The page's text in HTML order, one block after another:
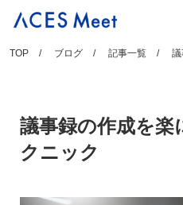
content
TOP ブログ 記事一覧
議事録の作成を楽
クニック